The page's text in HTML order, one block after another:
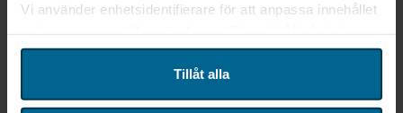
Vi använder enhetsidentifierare för att anpassa innehållet
för sociala medier och analysera vår trafik. Vi
vidarebefordrar även sådana identifierare och annan
information från din enhet till de sociala medier och
Tillåt alla